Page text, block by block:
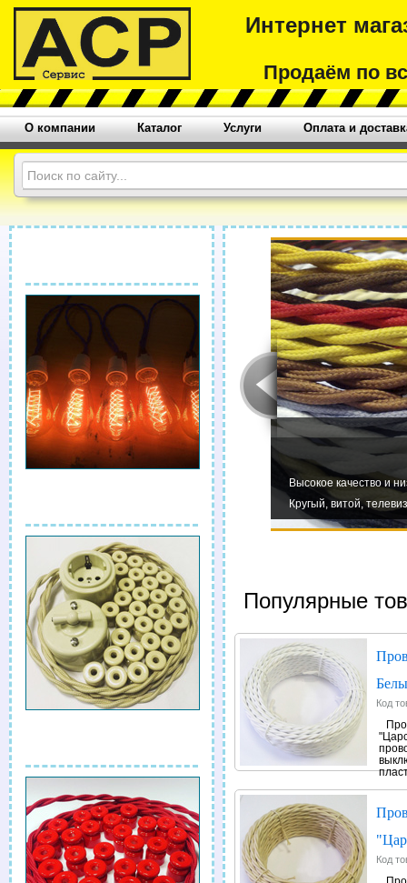
Интернет
Продаём по
О компании Каталог Услуги Оплата и
"Царский Стиль" в наличии! Посмотреть.
Большой выбор
Керамические,
Популярные
Код
Код